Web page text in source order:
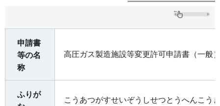
申請書
等の名
称
高圧ガス製造施設等変更許可申請書（一般
ふりが
こうあつがすせいぞうしせつとうへんこう